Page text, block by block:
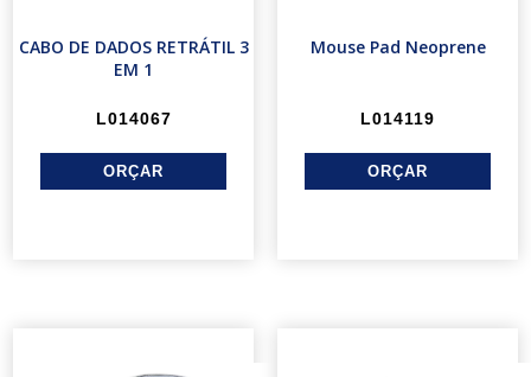
CABO DE DADOS RETRÁTIL 3
EM 1
L014067
Mouse Pad Neoprene
L014119